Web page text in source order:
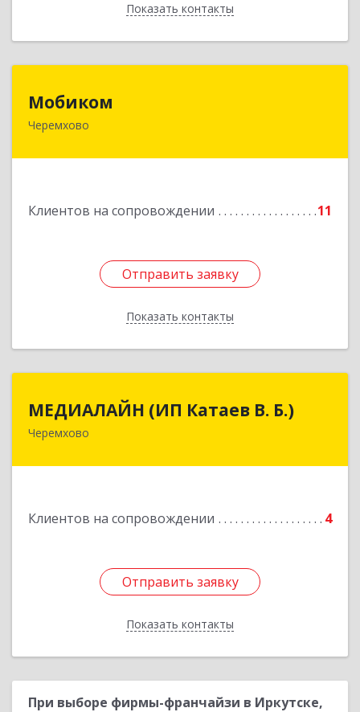
Показать контакты
Назад
Мобиком
Черемхово
Клиентов на сопровождении 11
Отправить заявку
Показать контакты
Отправить заявку
Назад
МЕДИАЛАЙН (ИП Катаев В. Б.)
Черемхово
Клиентов на сопровождении 4
Отправить заявку
Показать контакты
МЕДИАЛАЙН (ИП Катаев В. Б.)
665413, Иркутская обл, Черемхово г, Ленина ул,
Отправить заявку
Назад
При выборе фирмы-франчайзи в Иркутске,